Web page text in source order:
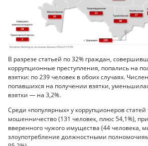
В разрезе статьей по 32% граждан,
коррупционные преступления, попались на
взятки: по 239 человек в обоих случаях.
попавшихся на получении взятки,
взятки — на 3,2%.
Среди «популярных» у коррупционеров статей
мошенничество (131 человек, плюс 54,1%),
вверенного чужого имущества (44 человека,
злоупотребление должностными